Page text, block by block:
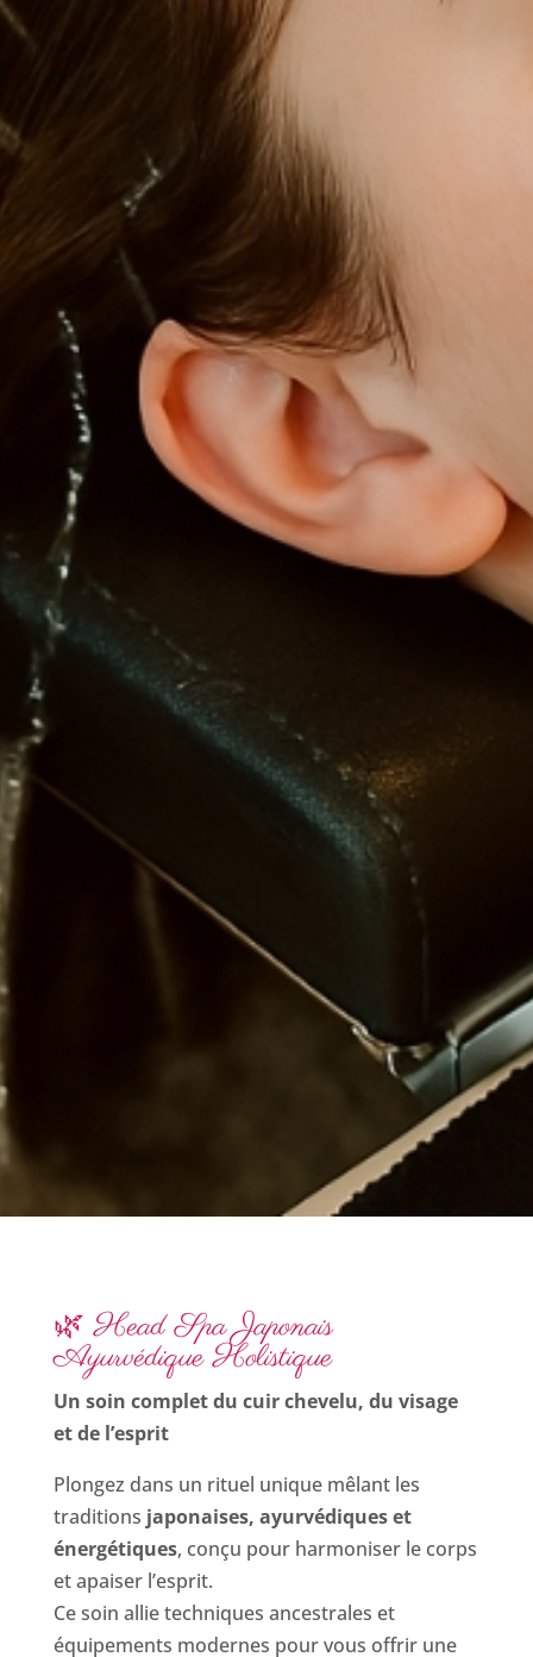
🌿 Head Spa Japonais
Ayurvédique Holistique
Un soin complet du cuir chevelu, du visage
et de l’esprit
Plongez dans un rituel unique mêlant les
traditions japonaises, ayurvédiques et
énergétiques, conçu pour harmoniser le corps
et apaiser l’esprit.
Ce soin allie techniques ancestrales et
équipements modernes pour vous offrir une